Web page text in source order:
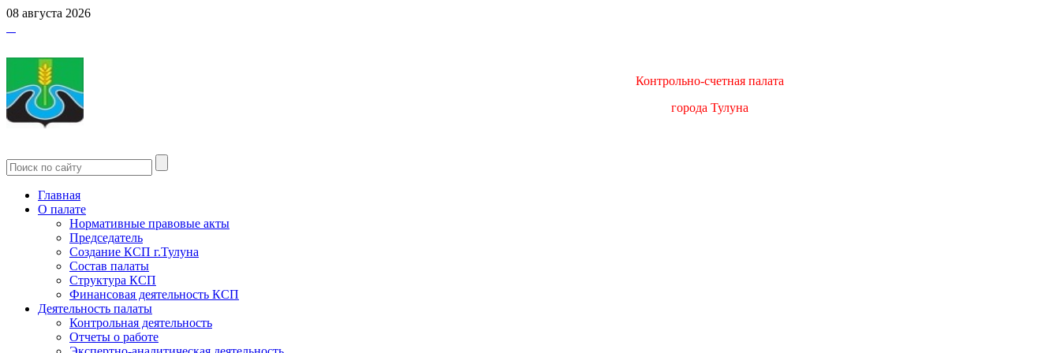
08 августа 2026
Контрольно-счетная палата
города Тулуна
Главная
О палате
Нормативные правовые акты
Председатель
Создание КСП г.Тулуна
Состав палаты
Структура КСП
Финансовая деятельность КСП
Деятельность палаты
Контрольная деятельность
Отчеты о работе